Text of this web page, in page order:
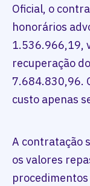
Oficial, o
honorários
1.536.966,19,
recuperação
7.684.830,96.
custo apenas
A contratação
os valores